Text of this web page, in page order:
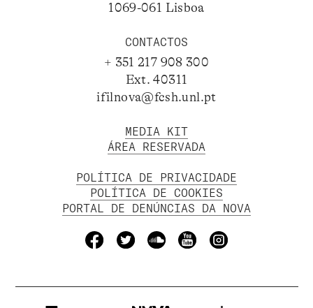
1069-061 Lisboa
CONTACTOS
+ 351 217 908 300
Ext. 40311
ifilnova@fcsh.unl.pt
MEDIA KIT
ÁREA RESERVADA
POLÍTICA DE PRIVACIDADE
POLÍTICA DE COOKIES
PORTAL DE DENÚNCIAS DA NOVA